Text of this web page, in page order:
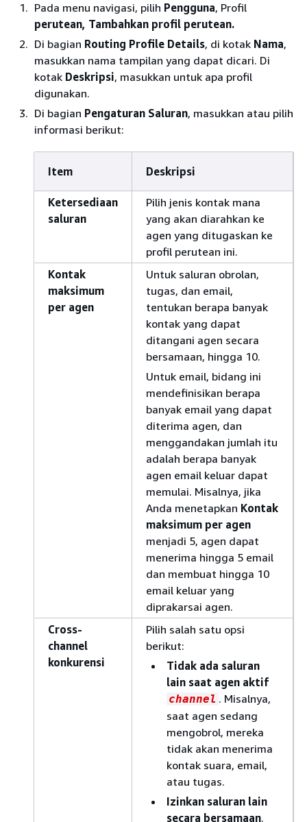
Pada menu navigasi, pilih Pengguna, Profil
perutean, Tambahkan profil perutean.
Di bagian Routing Profile Details, di kotak Nama,
masukkan nama tampilan yang dapat dicari. Di
kotak Deskripsi, masukkan untuk apa profil
digunakan.
Di bagian Pengaturan Saluran, masukkan atau pilih
informasi berikut:
Item Deskripsi
Ketersediaan
saluran
Pilih jenis kontak mana
yang akan diarahkan ke
agen yang ditugaskan ke
profil perutean ini.
Kontak
maksimum
per agen
Untuk saluran obrolan,
tugas, dan email,
tentukan berapa banyak
kontak yang dapat
ditangani agen secara
bersamaan, hingga 10.
Untuk email, bidang ini
mendefinisikan berapa
banyak email yang dapat
diterima agen, dan
menggandakan jumlah itu
adalah berapa banyak
agen email keluar dapat
memulai. Misalnya, jika
Anda menetapkan Kontak
maksimum per agen
menjadi 5, agen dapat
menerima hingga 5 email
dan membuat hingga 10
email keluar yang
diprakarsai agen.
Cross-
channel
konkurensi
Pilih salah satu opsi
berikut:
Tidak ada saluran
lain saat agen aktif
channel . Misalnya,
saat agen sedang
mengobrol, mereka
tidak akan menerima
kontak suara, email,
atau tugas.
Izinkan saluran lain
secara bersamaan.